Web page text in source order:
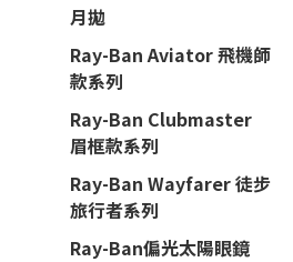
月拋
Ray-Ban Aviator 飛機師
款系列
Ray-Ban Clubmaster
眉框款系列
Ray-Ban Wayfarer 徒步
旅行者系列
Ray-Ban偏光太陽眼鏡